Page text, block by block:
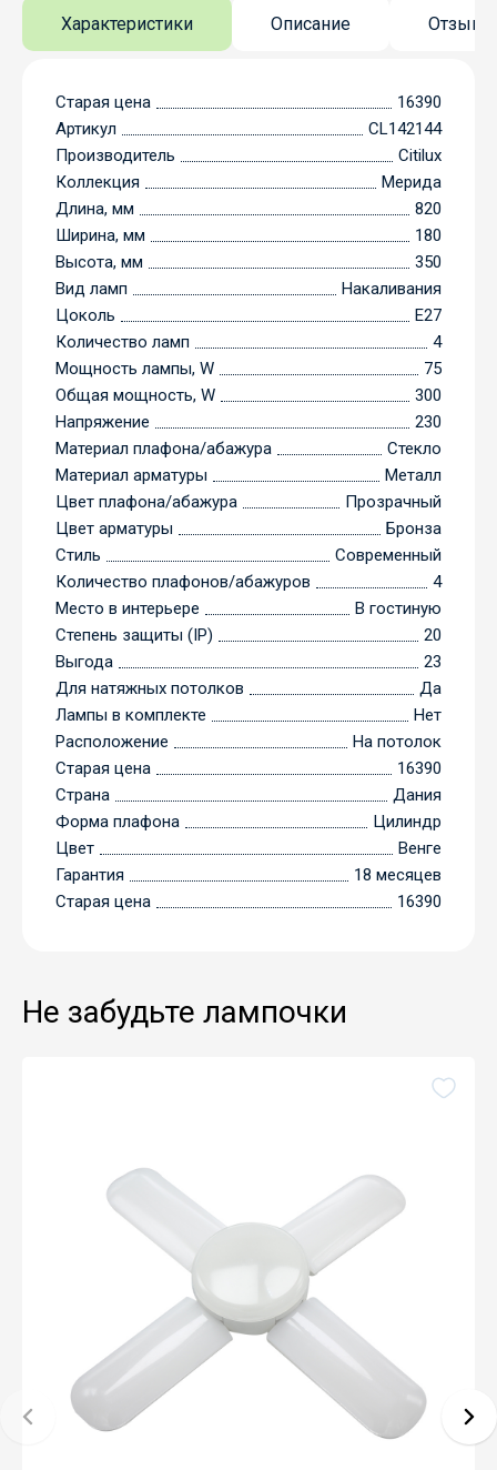
Характеристики Описание Отзывы
Старая цена
16390
Артикул
CL142144
Производитель
Citilux
Коллекция
Мерида
Длина, мм
820
Ширина, мм
180
Высота, мм
350
Вид ламп
Накаливания
Цоколь
E27
Количество ламп
4
Мощность лампы, W
75
Общая мощность, W
300
Напряжение
230
Материал плафона/абажура
Стекло
Материал арматуры
Металл
Цвет плафона/абажура
Прозрачный
Цвет арматуры
Бронза
Стиль
Современный
Количество плафонов/абажуров
4
Место в интерьере
В гостиную
Степень защиты (IP)
20
Выгода
23
Для натяжных потолков
Да
Лампы в комплекте
Нет
Расположение
На потолок
Старая цена
16390
Страна
Дания
Форма плафона
Цилиндр
Цвет
Венге
Гарантия
18 месяцев
Старая цена
16390
Не забудьте лампочки